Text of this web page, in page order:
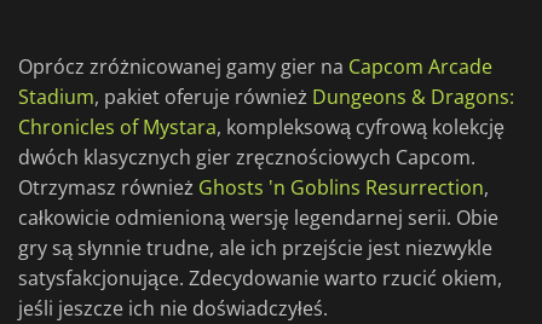
Oprócz zróżnicowanej gamy gier na Capcom Arcade
Stadium, pakiet oferuje również Dungeons & Dragons:
Chronicles of Mystara, kompleksową cyfrową kolekcję
dwóch klasycznych gier zręcznościowych Capcom.
Otrzymasz również Ghosts 'n Goblins Resurrection,
całkowicie odmienioną wersję legendarnej serii. Obie
gry są słynnie trudne, ale ich przejście jest niezwykle
satysfakcjonujące. Zdecydowanie warto rzucić okiem,
jeśli jeszcze ich nie doświadczyłeś.